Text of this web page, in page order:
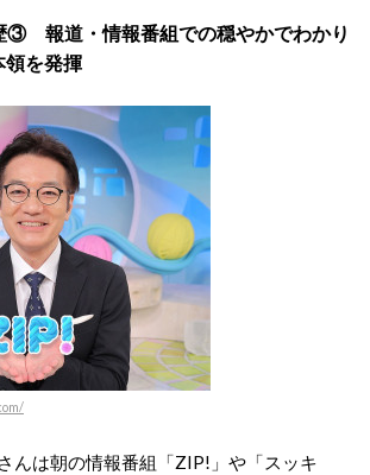
③ 報道・情報番組での穏やかでわかり
領を発揮
んは朝の情報番組「ZIP!」や「スッキ